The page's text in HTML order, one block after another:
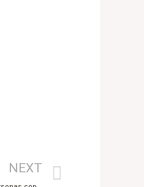
NEXT